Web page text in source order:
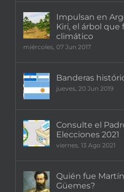
Impulsan en
Kiri, el árbol
climático
miércoles, 07 Jun 2017
Banderas
jueves, 20 Jun 2019
Consulte el
Elecciones 2021
viernes, 13 Ago 2021
Quién fue
Güemes?